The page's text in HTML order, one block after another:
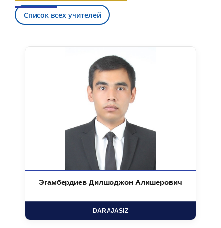
Список всех учителей
Эгамбердиев Дилшоджон Алишерович
DARAJASIZ